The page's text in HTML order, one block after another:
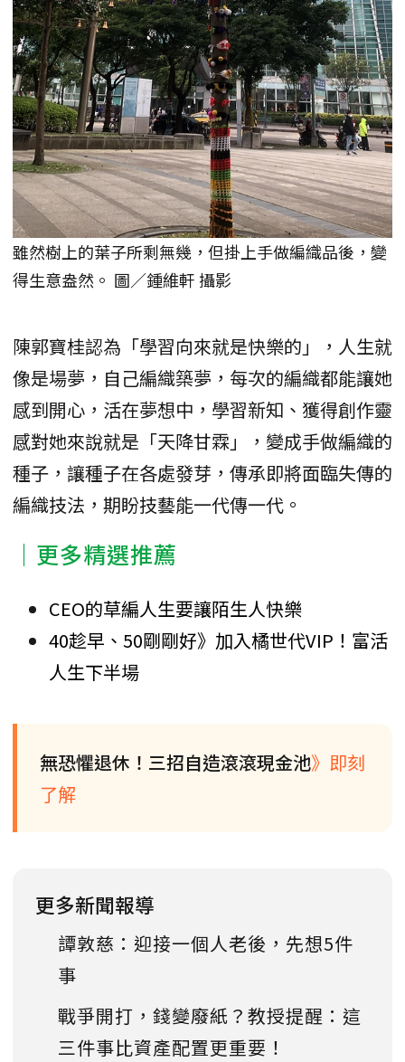
雖然樹上的葉子所剩無幾，但掛上手做編織品後，變
得生意盎然。 圖／鍾維軒 攝影
陳郭寶桂認為「學習向來就是快樂的」，人生就
像是場夢，自己編織築夢，每次的編織都能讓她
感到開心，活在夢想中，學習新知、獲得創作靈
感對她來說就是「天降甘霖」，變成手做編織的
種子，讓種子在各處發芽，傳承即將面臨失傳的
編織技法，期盼技藝能一代傳一代。
｜更多精選推薦
CEO的草編人生要讓陌生人快樂
40趁早、50剛剛好》加入橘世代VIP！富活
人生下半場
無恐懼退休！三招自造滾滾現金池》即刻
了解
更多新聞報導
譚敦慈：迎接一個人老後，先想5件
事
戰爭開打，錢變廢紙？教授提醒：這
三件事比資產配置更重要！